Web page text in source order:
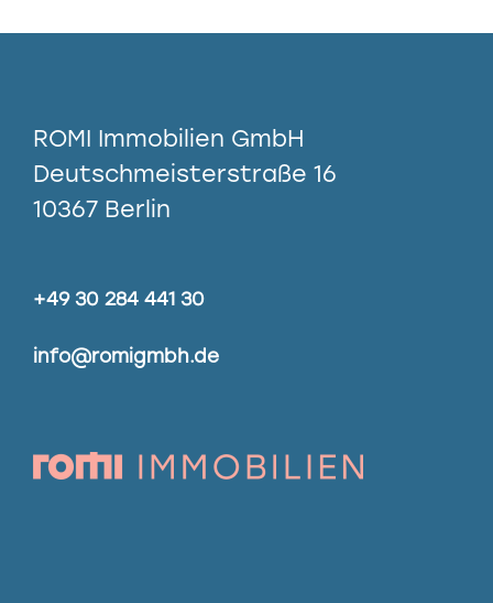
ROMI Immobilien GmbH
Deutschmeisterstraße 16
10367 Berlin
+49 30 284 441 30
info@romigmbh.de